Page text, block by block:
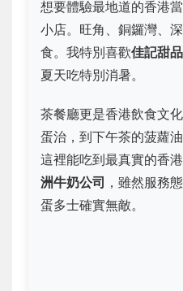
想要體驗最地道的香港
小店。旺角、銅鑼灣、
食。我特別喜歡佳記甜品
夏天吃特別消暑。
茶餐廳更是香港飲食文
蛋治，到下午茶的菠蘿
這裡能吃到最真實的香
洲牛奶公司 ，雖然服務
蛋多士確實無敵。